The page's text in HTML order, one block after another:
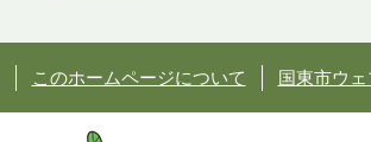
このホームページについて 国東市ウ